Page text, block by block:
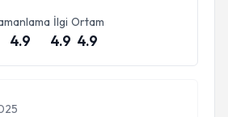
4.9
İlgi
4.9
Ortam
4.9